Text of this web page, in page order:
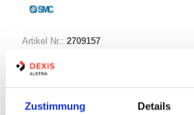
Zustimmung Details
Artikel Nr.: 2709157
Marke:
Herst.: